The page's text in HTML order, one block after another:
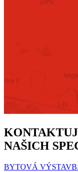
NAŠICH
BYTOVÁ